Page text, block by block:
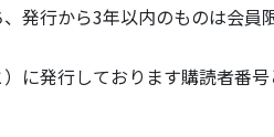
発行から3年以内のものは会員
に発行しております購読者番